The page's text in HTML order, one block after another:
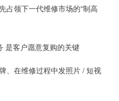
占领下一代维修市场的“制高
是客户愿意复购的关键
、在维修过程中发照片 / 短视